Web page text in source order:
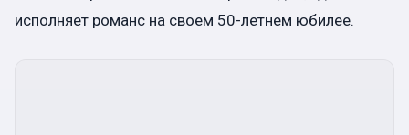
исполняет романс на своем 50-летнем юбилее.